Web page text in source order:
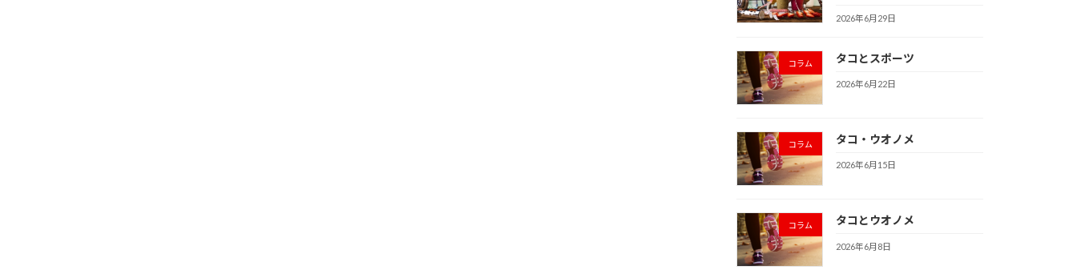
2026年6月29日
コラム タコとスポーツ
2026年6月22日
コラム タコ・ウオノメ
2026年6月15日
コラム タコとウオノメ
2026年6月8日